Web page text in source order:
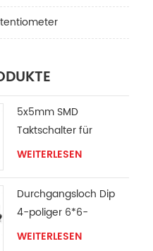
5x5mm SMD
Taktschalter für
Ventilator
WEITERLESEN
Durchgangsloch Dip
4-poliger 6*6-
Taktschalter
WEITERLESEN